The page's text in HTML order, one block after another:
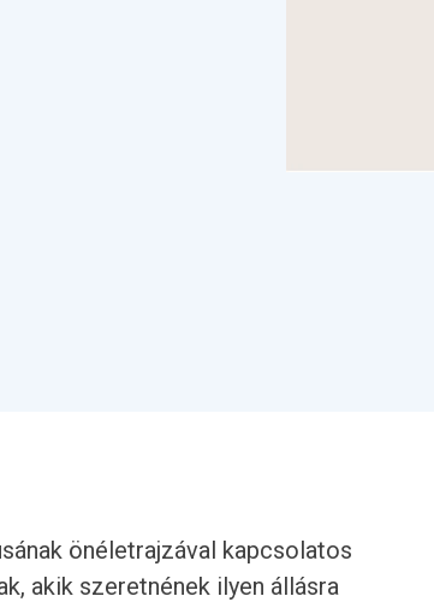
önéletrajzával kapcsolatos
akik szeretnének ilyen állásra